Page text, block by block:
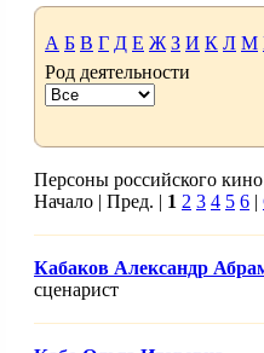
Fakeidlist -
Здесь, вhttps://
стандартам. Если мы
продавца ID, пока все
А Б В Г Д Е Ж З И К Л М
Род деятельности
Персоны российского
Начало | Пред. | 1 2 3 4 5 6 |
Кабаков Александр
сценарист